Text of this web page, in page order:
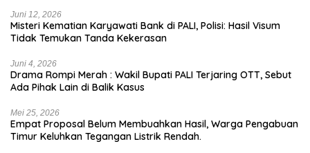
Juni 12, 2026
Misteri Kematian Karyawati Bank di PALI, Polisi: Hasil Visum
Tidak Temukan Tanda Kekerasan
Juni 4, 2026
Drama Rompi Merah : Wakil Bupati PALI Terjaring OTT, Sebut
Ada Pihak Lain di Balik Kasus
Mei 25, 2026
Empat Proposal Belum Membuahkan Hasil, Warga Pengabuan
Timur Keluhkan Tegangan Listrik Rendah.